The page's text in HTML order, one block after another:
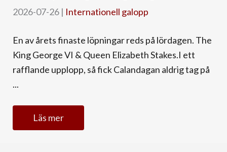
2026-07-26 | Internationell galopp
En av årets finaste löpningar reds på lördagen. The
King George VI & Queen Elizabeth Stakes.I ett
rafflande upplopp, så fick Calandagan aldrig tag på
...
Läs mer